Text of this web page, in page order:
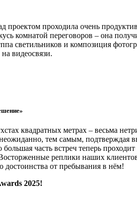
проектом проходила очень
комнатой переговоров – она
светильников и композиция
видеосвязи.
квадратных метрах – весьма
тем самым, подтверждая
большая часть встреч теперь
реплики наших
достоинства от пребывания в нём!
2025!